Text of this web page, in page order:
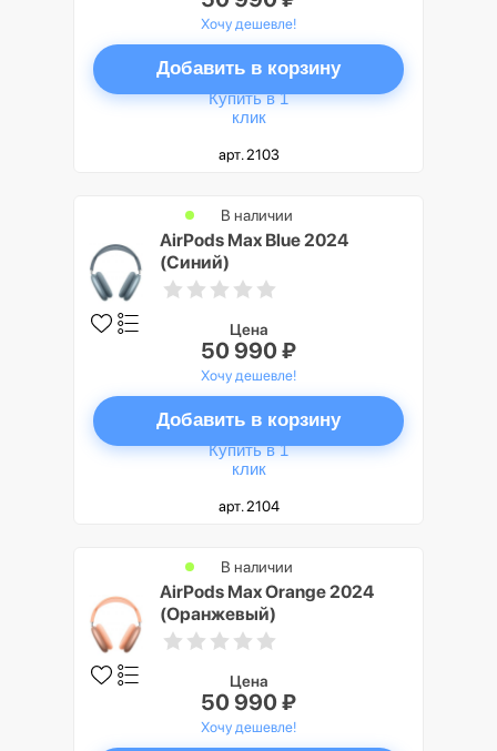
Хочу дешевле!
Добавить в корзину
Купить в 1
клик
арт. 2103
AirPods Max Blue 2024
(Синий)
В наличии
Цена
50 990 ₽
Хочу дешевле!
Добавить в корзину
Купить в 1
клик
арт. 2104
AirPods Max Orange 2024
(Оранжевый)
В наличии
Цена
50 990 ₽
Хочу дешевле!